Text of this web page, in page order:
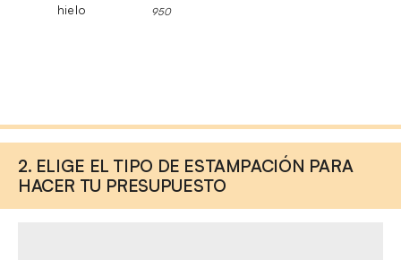
hielo 950
2. ELIGE EL TIPO DE ESTAMPACIÓN PARA
HACER TU PRESUPUESTO